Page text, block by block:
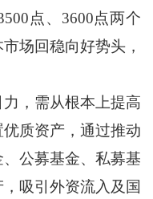
点、3600点两个
场回稳向好势头，
，需从根本上提高
质资产，通过推动
公募基金、私募基
吸引外资流入及国